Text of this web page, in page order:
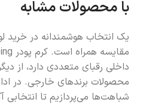
با محصولات مشابه
یک انتخاب هوشمندانه در خرید
داخلی رقبای متعددی دارد، از
محصولات برندهای خارجی. در
شباهت‌ها می‌پردازیم تا انتخابی